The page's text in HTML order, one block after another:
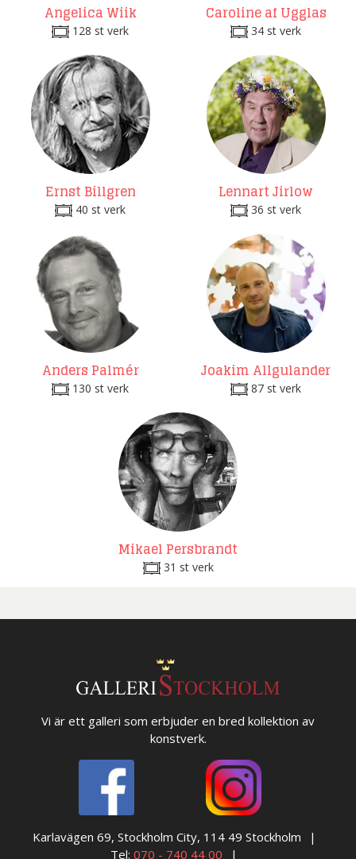
Angelica Wiik
128 st verk
Caroline af Ugglas
34 st verk
Ernst Billgren
40 st verk
Lennart Jirlow
36 st verk
Anders Palmér
130 st verk
Joakim Allgulander
87 st verk
Mikael Persbrandt
31 st verk
Vi är ett galleri som erbjuder en bred kollektion av
konstverk.
Karlavägen 69, Stockholm City, 114 49 Stockholm
Tel: 070 - 740 44 00